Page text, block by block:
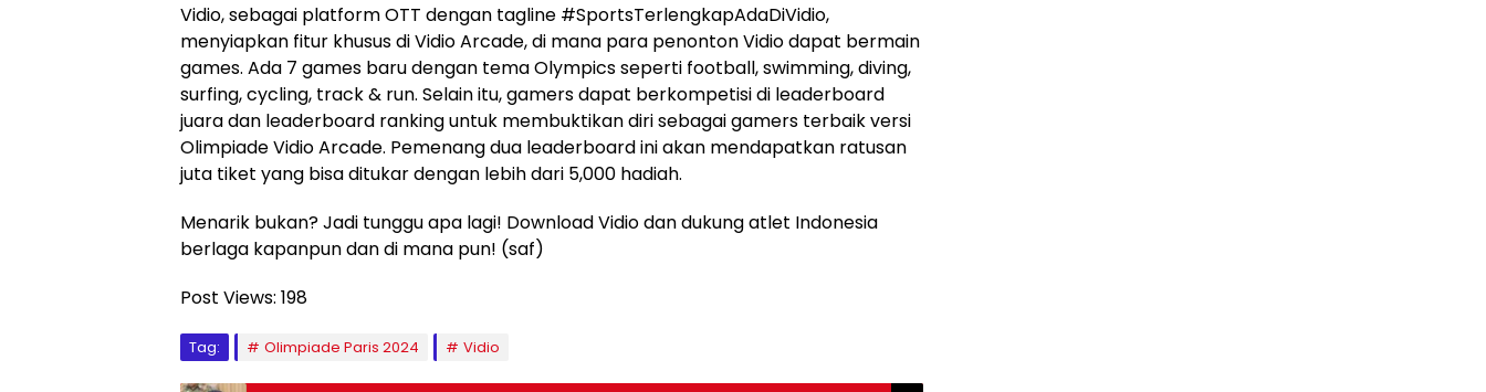
Vidio, sebagai platform OTT dengan tagline #SportsTerlengkapAdaDiVidio,
menyiapkan fitur khusus di Vidio Arcade, di mana para penonton Vidio dapat bermain
games. Ada 7 games baru dengan tema Olympics seperti football, swimming, diving,
surfing, cycling, track & run. Selain itu, gamers dapat berkompetisi di leaderboard
juara dan leaderboard ranking untuk membuktikan diri sebagai gamers terbaik versi
Olimpiade Vidio Arcade. Pemenang dua leaderboard ini akan mendapatkan ratusan
juta tiket yang bisa ditukar dengan lebih dari 5,000 hadiah.
Menarik bukan? Jadi tunggu apa lagi! Download Vidio dan dukung atlet Indonesia
berlaga kapanpun dan di mana pun! (saf)
Post Views: 198
Tag: Olimpiade Paris 2024 Vidio